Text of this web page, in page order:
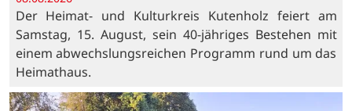
Der Heimat- und Kulturkreis Kutenholz feiert am
Samstag, 15. August, sein 40-jähriges Bestehen mit
einem abwechslungsreichen Programm rund um das
Heimathaus.